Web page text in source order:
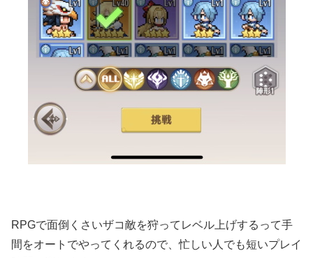
RPGで面倒くさいザコ敵を狩ってレベル上げするって手
間をオートでやってくれるので、忙しい人でも短いプレイ